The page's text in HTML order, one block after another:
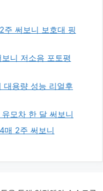
주 써보니 보호대 핑
니 저소음 포토평
대용량 성능 리얼후
모차 한 달 써보니
매 2주 써보니